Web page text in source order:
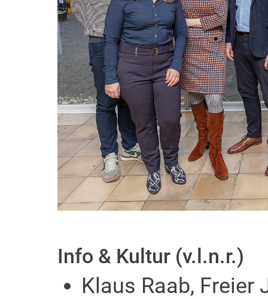
Info & Kultur (v.l.n.r.)
Klaus Raab, Freier